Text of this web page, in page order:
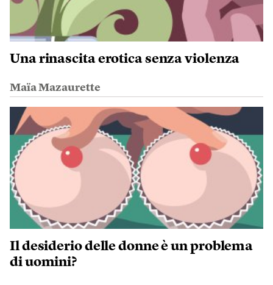
Una rinascita erotica senza violenza
Maïa Mazaurette
Il desiderio delle donne è un problema
di uomini?